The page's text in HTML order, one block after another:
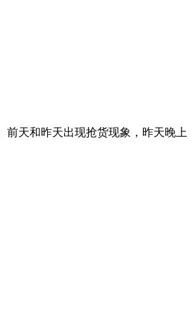
前天和昨天出现抢货现象，昨天晚上